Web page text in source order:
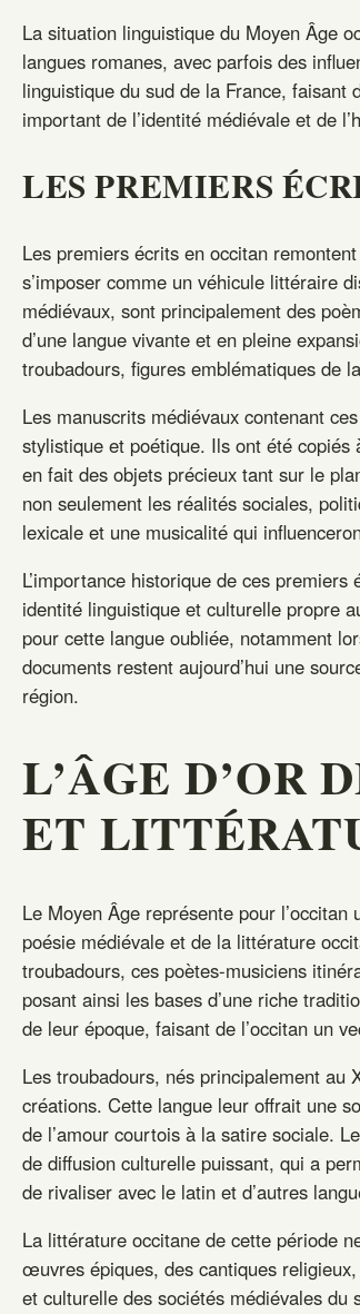
La situation linguistique du Moyen Âge
langues romanes, avec parfois des
linguistique du sud de la France, faisant
important de l’identité médiévale et de
LES PREMIERS
Les premiers écrits en occitan
s’imposer comme un véhicule littéraire
médiévaux, sont principalement des
d’une langue vivante et en pleine
troubadours, figures emblématiques de
Les manuscrits médiévaux contenant
stylistique et poétique. Ils ont été
en fait des objets précieux tant sur le
non seulement les réalités sociales,
lexicale et une musicalité qui
L’importance historique de ces
identité linguistique et culturelle propre
pour cette langue oubliée, notamment
documents restent aujourd’hui une
région.
L’ÂGE D’OR
ET
Le Moyen Âge représente pour
poésie médiévale et de la littérature
troubadours, ces poètes-musiciens
posant ainsi les bases d’une riche
de leur époque, faisant de l’occitan un
Les troubadours, nés principalement au
créations. Cette langue leur offrait une
de l’amour courtois à la satire sociale.
de diffusion culturelle puissant, qui a
de rivaliser avec le latin et d’autres
La littérature occitane de cette période
œuvres épiques, des cantiques
et culturelle des sociétés médiévales du